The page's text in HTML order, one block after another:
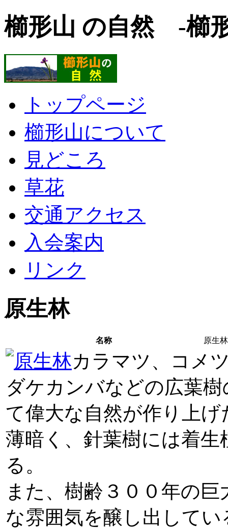
櫛形山 の自然 -櫛
トップページ
櫛形山について
見どころ
草花
交通アクセス
入会案内
リンク
原生林
名称 原生林
カラマツ、コメ
ダケカンバなどの広葉
て偉大な自然が作り上
薄暗く、針葉樹には着
る。
また、樹齢３００年の
な雰囲気を醸し出して